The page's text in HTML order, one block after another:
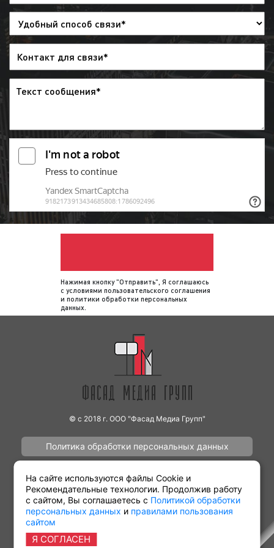
заказчиком и нашим агентством заключается
договор. В договоре указываются все
основные положения выхода рекламы, а
также прописываются достигнутые
договоренности по медиаплану. Договор
направляется заказчику по электронной
почте, а оригиналы – по почте России или
заключения договора и проведения
оплаты, рекламный ролик направляется в
эфир радиостанции и загружается в
эфирную сетку. Изменить эфирную сетку
можно за 2 дня до начала размещения
рекламы. При необходимости заказчик
не возвращаются;
предоставление отчета: после окончания
рекламной кампании заказчику
предоставляется отчет. Указанный отчет
предоставляется в виде
. Также в качестве
дополнительной отчетности мы можем
предоставить запись выхода рекламы.
Обращаем внимание, что наша компания
заказчика на радио. Рекламодатель
может самостоятельно отслеживать
корректность выхода рекламы на радио с
помощью имеющегося графика
(медиаплана).
Итак, как видим, процесс размещения
рекламы на радио является довольно
простым. В среднем для размещения рекламы
Нажимая кнопку "Отправить", Я соглашаюсь
с условиями пользовательского соглашения
и политики обработки персональных
данных
© с 2018 г. ООО "Фасад Медиа Групп"
Политика обработки персональных данных
Партнёрам
На сайте используются файлы Cookie и
Рекомендательные технологии. Продолжив работу
с сайтом, Вы соглашаетесь с Политикой обработки
персональных данных и правилами пользования
сайтом
Я СОГЛАСЕН